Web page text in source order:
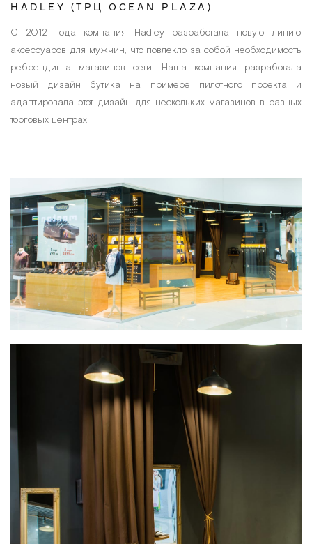
HADLEY (ТРЦ OCEAN PLAZA)
С 2012 года компания Hadley разработала новую линию
аксессуаров для мужчин, что повлекло за собой необходимость
ребрендинга магазинов сети. Наша компания разработала
новый дизайн бутика на примере пилотного проекта и
адаптировала этот дизайн для нескольких магазинов в разных
торговых центрах.